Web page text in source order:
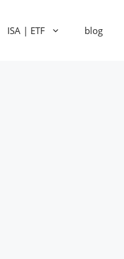
ISA | ETF blog